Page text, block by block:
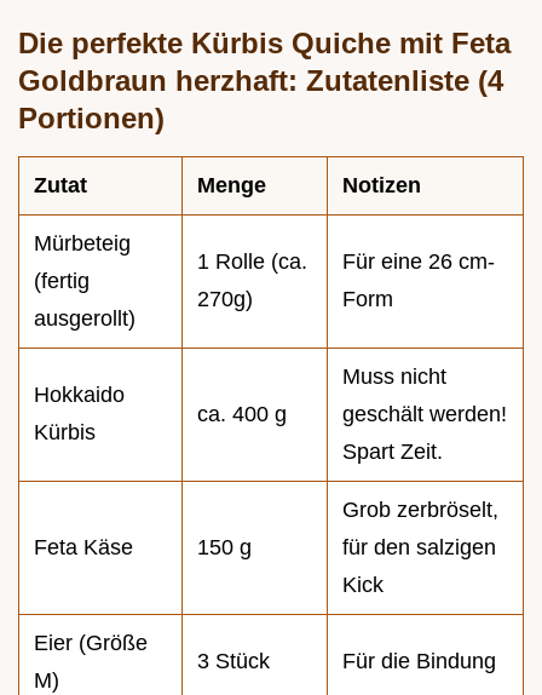
Die perfekte Kürbis Quiche mit Feta
Goldbraun herzhaft: Zutatenliste (4
Portionen)
Zutat Menge Notizen
Mürbeteig
(fertig
ausgerollt)
1 Rolle (ca.
270g)
Für eine 26 cm-
Form
Hokkaido
Kürbis
ca. 400 g
Muss nicht
geschält werden!
Spart Zeit.
Feta Käse 150 g
Grob zerbröselt,
für den salzigen
Kick
Eier (Größe
M)
3 Stück Für die Bindung